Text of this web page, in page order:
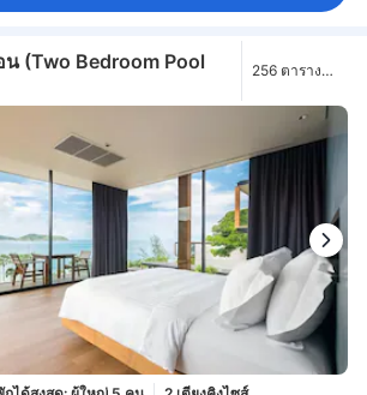
นาฬิกาปลุก
ทึบแสง มุ้ง ร่ม
รองเท้าแตะใส่ในห้องพัก
น์ ครัวขนาดเล็ก เครื่องครัว
เครื่องชงกาแฟ/ชา
ผลไม้/ของว่าง มินิบาร์
ไมโครเวฟ
พื้นที่กลางแจ้งรอบที่พัก
เกต์ ระเบียง/ชานเรือน
สระว่ายน้ำส่วนตัว
ทานอาหารแยกต่างหาก เครื่องอบผ้า
ตู้เสื้อผ้า
ตัว
อุปกรณ์สำหรับรีดผ้า
แจ้งความประสงค์)
เข้าถึงได้โดยบันได
เครื่องปรับอากาศส่วนตัว
ตู้เซฟในห้องพัก
านความปลอดภัย ห้องปลอดบุหรี่
(Two Bedroom Pool
256 ตาราง